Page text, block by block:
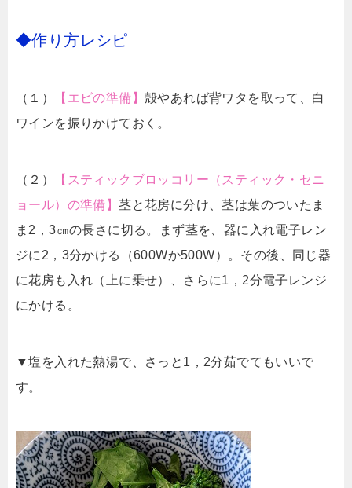
◆作り方レシピ
（１） 【エビの準備】殻やあれば背ワタを取って、白
ワインを振りかけておく。
（２）
【スティックブロッコリー（スティック・セニ
ョール）の準備】茎と花房に分け、茎は葉のついたま
ま2，3㎝の長さに切る。まず茎を、器に入れ電子レン
ジに2，3分かける（600Wか500W）。その後、同じ器
に花房も入れ（上に乗せ）、さらに1，2分電子レンジ
にかける。
▼塩を入れた熱湯で、さっと1，2分茹でてもいいで
す。